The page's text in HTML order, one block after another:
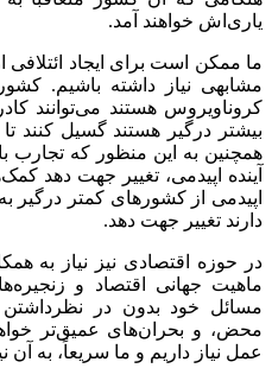
یاری‌اش خواهند آمد.
ما ممکن است برای ایجاد
مشابهی نیاز داشته باشیم.
کروناویروس هستند می‌توانند
بیشتر درگیر هستند گسیل کنند
همچنین به این منظور که تجارب
آینده اپیدمی، تغییر جهت دهد
اپیدمی از کشورهای کمتر
دارند تغییر جهت دهد.
در حوزه اقتصادی نیز نیاز به
ماهیت جهانی اقتصاد و
مسائل خود بدون در نظرداشتن
محض، و بحران‌های عمیق‌تر
عمل نیاز داریم و ما سریعاً، به آن